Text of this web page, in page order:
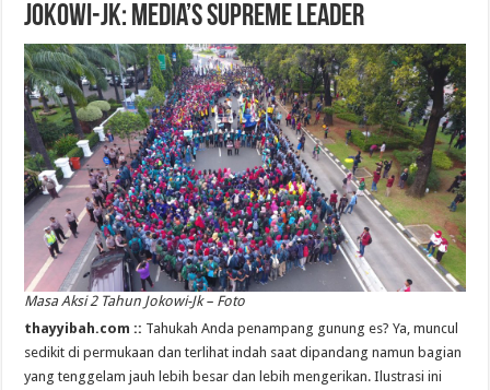
Jokowi-JK: Media’s Supreme Leader
Masa Aksi 2 Tahun Jokowi-Jk – Foto
thayyibah.com :: Tahukah Anda penampang gunung es? Ya, muncul
sedikit di permukaan dan terlihat indah saat dipandang namun bagian
yang tenggelam jauh lebih besar dan lebih mengerikan. Ilustrasi ini